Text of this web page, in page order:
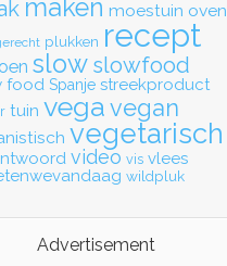
maken moestuin oven
plukken recept
slow slowfood
food Spanje streekproduct
tuin vega vegan
vegetarisch
video vis vlees
wildpluk
Advertisement